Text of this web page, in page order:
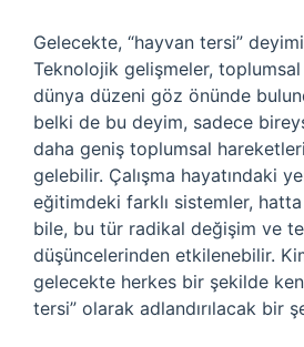
Gelecekte, “hayvan tersi”
Teknolojik gelişmeler,
dünya düzeni göz önünde
belki de bu deyim, sadece
daha geniş toplumsal
gelebilir. Çalışma hayatındaki
eğitimdeki farklı sistemler,
bile, bu tür radikal değişim ve
düşüncelerinden etkilenebilir.
gelecekte herkes bir şekilde
tersi” olarak adlandırılacak bir